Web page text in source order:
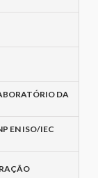
DA
EN ISO/IEC